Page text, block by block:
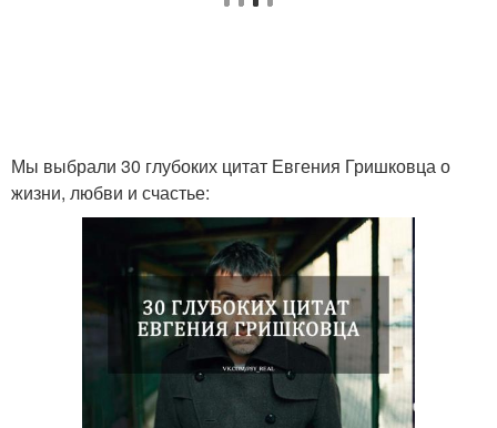
Мы выбрали 30 глубоких цитат Евгения Гришковца о
жизни, любви и счастье: